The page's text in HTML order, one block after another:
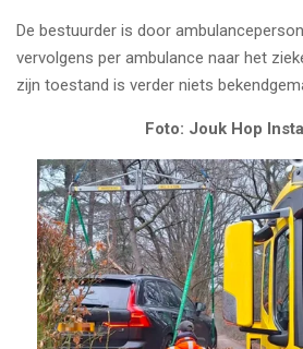
De bestuurder is door
vervolgens per ambulance naar het
zijn toestand is verder niets
Foto: Jouk Hop